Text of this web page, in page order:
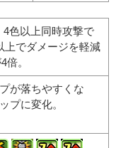
色以上同時攻撃で
上でダメージを軽減
。
が落ちやすくな
プに変化。